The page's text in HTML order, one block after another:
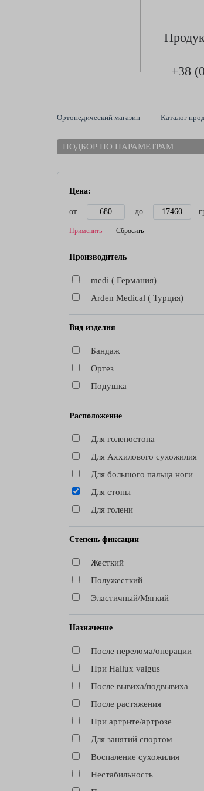
+38
Ортопедический магазин Каталог
ПОДБОР ПО ПАРАМЕТРАМ
Цена:
от до
Применить Сбросить
Производитель
medi ( Германия)
Arden Medical ( Турция)
Вид изделия
Бандаж
Ортез
Подушка
Расположение
Для голеностопа
Для Аххилового сухожилия
Для большого пальца ноги
Для стопы
Для голени
Степень фиксации
Жесткий
Полужесткий
Эластичный/Мягкий
Назначение
После перелома/операции
При Hallux valgus
После вывиха/подвывиха
После растяжения
При артрите/артрозе
Для занятий спортом
Воспаление сухожилия
Нестабильность